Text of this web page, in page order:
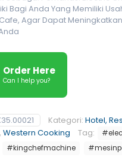
Bagi Anda Yang Memiliki
Agar Dapat
Order Here
Can I help you?
Kategori: Hotel,
, Western Cooking Tag:
#kingchefmachine